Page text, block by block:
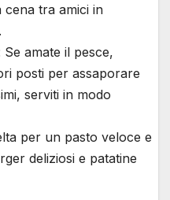
cena tra amici in
Se amate il pesce,
posti per assaporare
serviti in modo
per un pasto veloce e
deliziosi e patatine